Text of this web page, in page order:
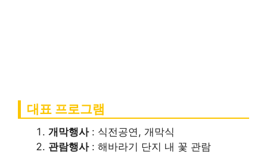
대표 프로그램
개막행사: 식전공연, 개막식
관람행사: 해바라기 단지 내 꽃 관람